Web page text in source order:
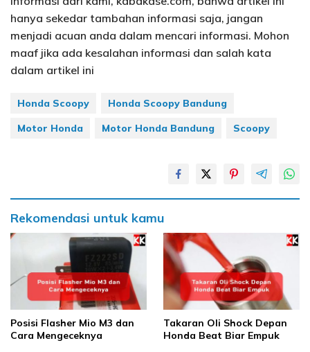
hanya sekedar tambahan informasi saja, jangan
menjadi acuan anda dalam mencari informasi. Mohon
maaf jika ada kesalahan informasi dan salah kata
dalam artikel ini
Honda Scoopy
Honda Scoopy Bandung
Motor Honda
Motor Honda Bandung Scoopy
Rekomendasi untuk kamu
Posisi Flasher Mio M3 dan
Cara Mengeceknya
Takaran Oli Shock Depan
Honda Beat Biar Empuk